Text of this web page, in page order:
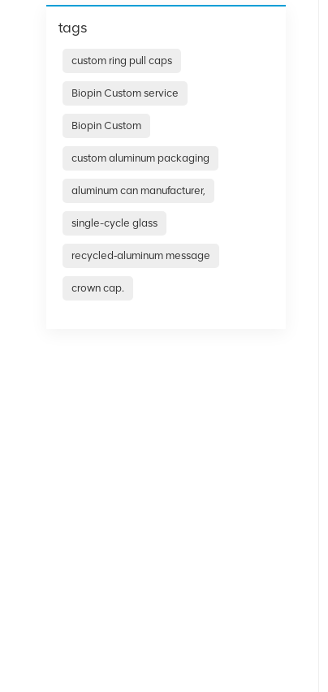
tags
custom ring pull caps
Biopin Custom service
Biopin Custom
custom aluminum packaging
aluminum can manufacturer,
single-cycle glass
recycled‑aluminum message
crown cap.